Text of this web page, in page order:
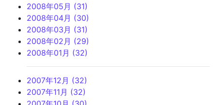
2008年05月 (31)
2008年04月 (30)
2008年03月 (31)
2008年02月 (29)
2008年01月 (32)
2007年12月 (32)
2007年11月 (32)